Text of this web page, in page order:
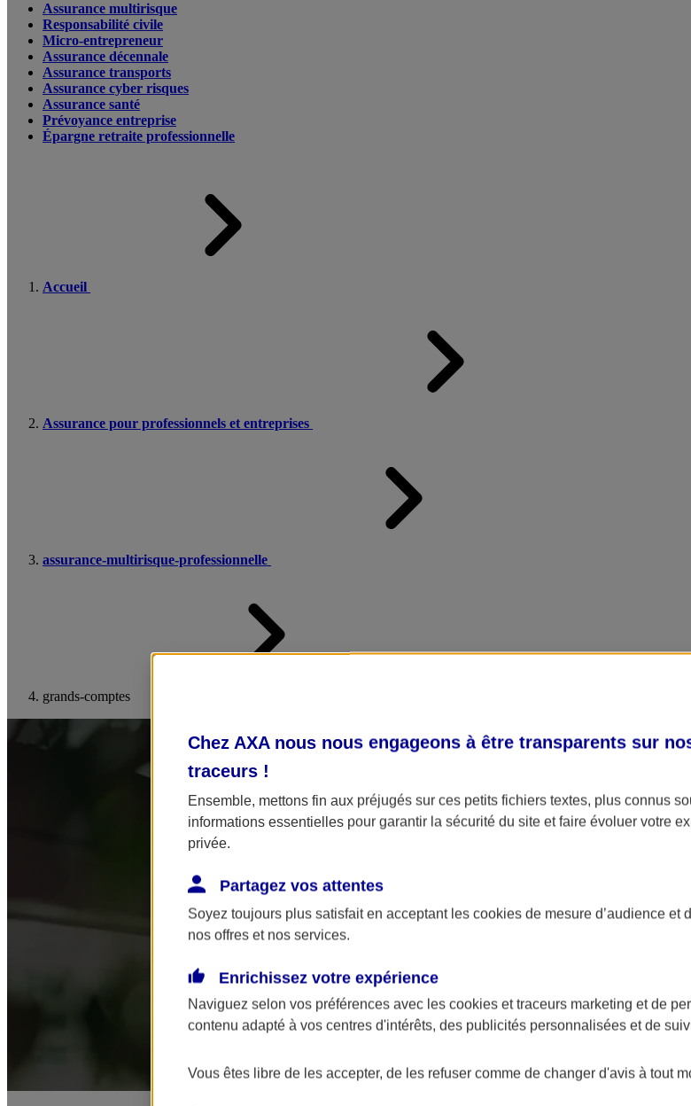
Assurance multirisque
Responsabilité civile
Micro-entrepreneur
Assurance décennale
Assurance transports
Assurance cyber risques
Assurance santé
Prévoyance entreprise
Épargne retraite professionnelle
Accueil
Assurance pour professionnels et entreprises
assurance-multirisque-professionnelle
grands-comptes
Chez AXA nous nous engageons à être transparents sur
traceurs !
Ensemble, mettons fin aux préjugés sur ces petits fichiers textes, plus connus
informations essentielles pour garantir la sécurité du site et faire évoluer votre
privée.
Partagez vos attentes
Soyez toujours plus satisfait en acceptant les cookies de mesure d’audience et
nos offres et nos services.
Enrichissez votre expérience
Naviguez selon vos préférences avec les cookies et traceurs marketing et de
contenu adapté à vos centres d'intérêts, des publicités personnalisées et de
Vous êtes libre de les accepter, de les refuser comme de changer d'avis à tout